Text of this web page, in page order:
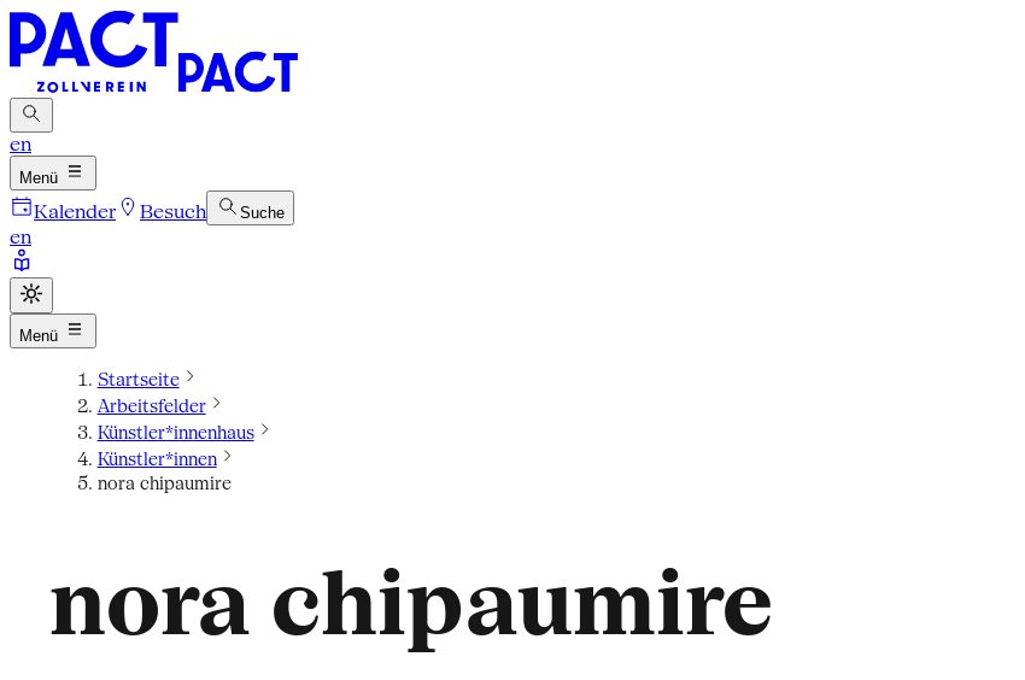
en
Menü
Kalender Besuch Suche
en
Menü
Startseite
Arbeitsfelder
Künstler*innenhaus
Künstler*innen
nora chipaumire
nora chipaumire